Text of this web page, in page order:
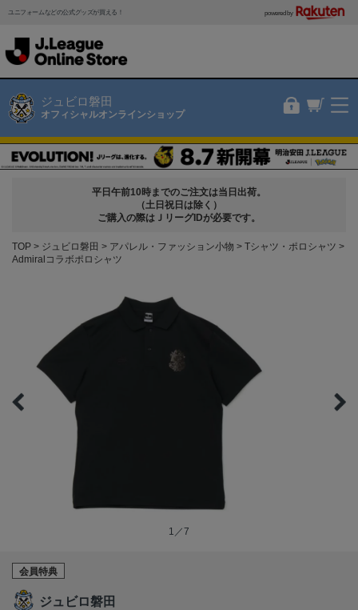
ユニフォームなどの公式グッズが買える！ powered by
ジュビロ磐田
オフィシャルオンラインショップ
平日午前10時までのご注文は当日出荷。
（土日祝日は除く）
ご購入の際はＪリーグIDが必要です。
TOP ジュビロ磐田 アパレル・ファッション小物
Tシャツ・ポロシャツ
Admiralコラボポロシャツ
1／7
会員特典
ジュビロ磐田